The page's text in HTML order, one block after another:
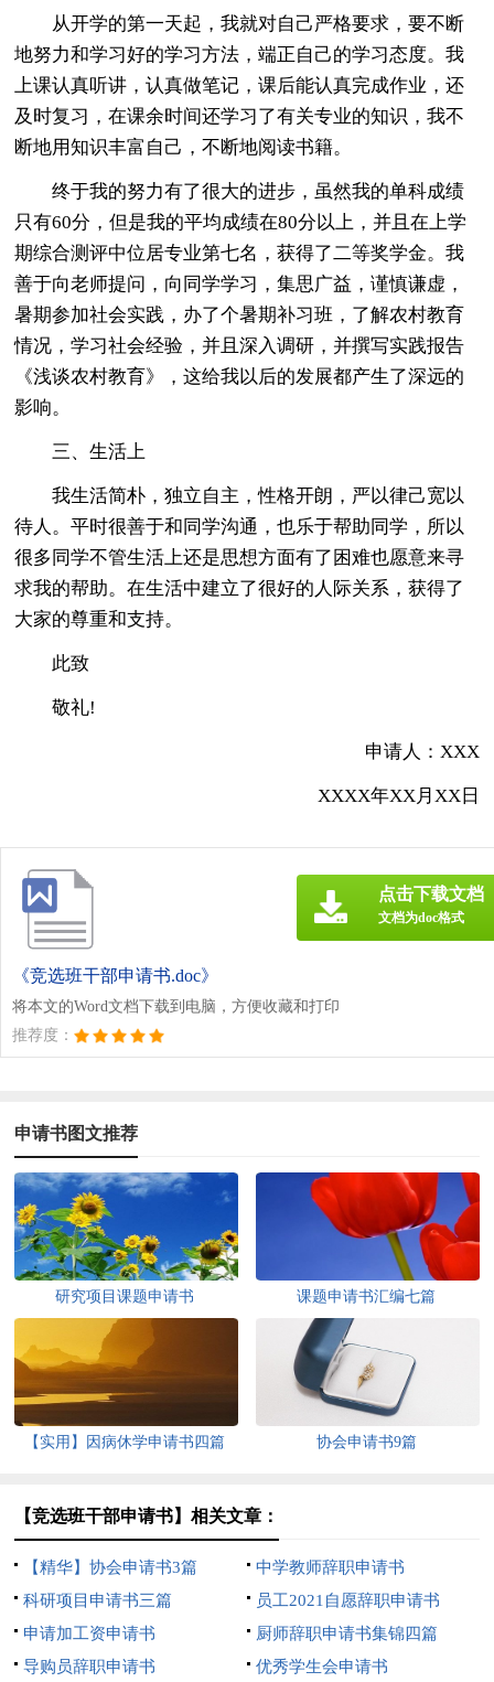
从开学的第一天起，我就对自己严格要求，要不断
地努力和学习好的学习方法，端正自己的学习态度。我
上课认真听讲，认真做笔记，课后能认真完成作业，还
及时复习，在课余时间还学习了有关专业的知识，我不
断地用知识丰富自己，不断地阅读书籍。
终于我的努力有了很大的进步，虽然我的单科成绩
只有60分，但是我的平均成绩在80分以上，并且在上学
期综合测评中位居专业第七名，获得了二等奖学金。我
善于向老师提问，向同学学习，集思广益，谨慎谦虚，
暑期参加社会实践，办了个暑期补习班，了解农村教育
情况，学习社会经验，并且深入调研，并撰写实践报告
《浅谈农村教育》，这给我以后的发展都产生了深远的
影响。
三、生活上
我生活简朴，独立自主，性格开朗，严以律己宽以
待人。平时很善于和同学沟通，也乐于帮助同学，所以
很多同学不管生活上还是思想方面有了困难也愿意来寻
求我的帮助。在生活中建立了很好的人际关系，获得了
大家的尊重和支持。
此致
敬礼!
申请人：XXX
XXXX年XX月XX日
《竞选班干部申请书.doc》
将本文的Word文档下载到电脑，方便收藏和打印
推荐度：
点击下载文档
文档为doc格式
申请书图文推荐
研究项目课题申请书 课题申请书汇编七篇
【实用】因病休学申请书四篇 协会申请书9篇
【竞选班干部申请书】相关文章：
【精华】协会申请书3篇
中学教师辞职申请书
科研项目申请书三篇
员工2021自愿辞职申请书
申请加工资申请书
厨师辞职申请书集锦四篇
导购员辞职申请书
优秀学生会申请书